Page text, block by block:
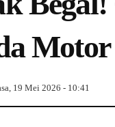
19 Mei 2026 - 10:41